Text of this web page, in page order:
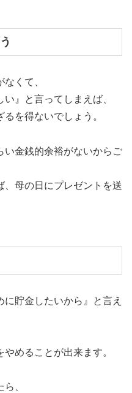
くて、
』と言ってしまえば、
を得ないでしょう。
い金銭的余裕がないからご
、母の日にプレゼントを送
に貯金したいから』と言え
めることが出来ます。
、